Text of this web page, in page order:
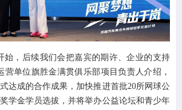
始，后续我们会把嘉宾的期许、企业的支持
营单位旗胜金满贯俱乐部项目负责人介绍，
达成的合作成果，加快推进首批20所网球公
学金学员选拔，并将举办公益论坛和青少年